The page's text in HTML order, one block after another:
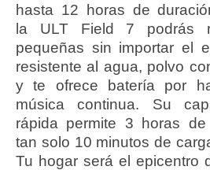
hasta 12 horas de
la ULT Field 7 podrás
pequeñas sin importar el
resistente al agua, polvo
y te ofrece batería por
música continua. Su
rápida permite 3 horas
tan solo 10 minutos de
Tu hogar será el epicentro